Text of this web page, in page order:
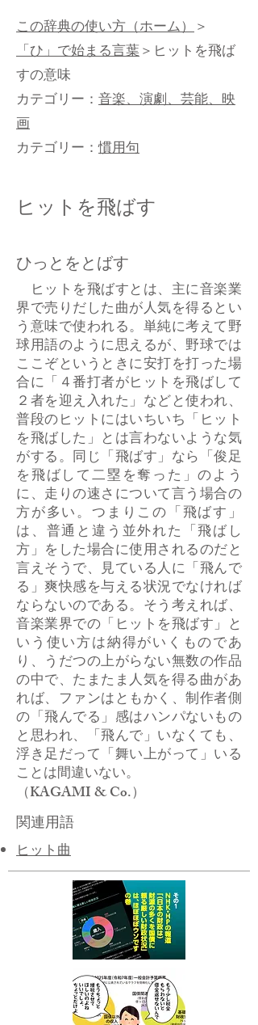
この辞典の使い方（ホーム）＞
「ひ」で始まる言葉＞ヒットを飛ば
すの意味
カテゴリー： 音楽、演劇、芸能、映
画
カテゴリー：慣用句
ヒットを飛ばす
ひっとをとばす
ヒットを飛ばすとは、主に音楽業
界で売りだした曲が人気を得るとい
う意味で使われる。単純に考えて野
球用語のように思えるが、野球では
ここぞというときに安打を打った場
合に「４番打者がヒットを飛ばして
２者を迎え入れた」などと使われ、
普段のヒットにはいちいち「ヒット
を飛ばした」とは言わないような気
がする。同じ「飛ばす」なら「俊足
を飛ばして二塁を奪った」のよう
に、走りの速さについて言う場合の
方が多い。つまりこの「飛ばす」
は、普通と違う並外れた「飛ばし
方」をした場合に使用されるのだと
言えそうで、見ている人に「飛んで
る」爽快感を与える状況でなければ
ならないのである。そう考えれば、
音楽業界での「ヒットを飛ばす」と
いう使い方は納得がいくものであ
り、うだつの上がらない無数の作品
の中で、たまたま人気を得る曲があ
れば、ファンはともかく、制作者側
の「飛んでる」感はハンパないもの
と思われ、「飛んで」いなくても、
浮き足だって「舞い上がって」いる
ことは間違いない。
（KAGAMI & Co.）
関連用語
ヒット曲